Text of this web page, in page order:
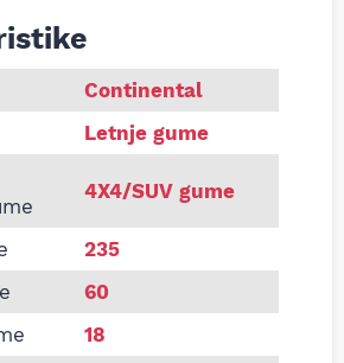
235/60 R18 SPORT
Continental
Letnje gume
4X4/SUV gume
235
60
18